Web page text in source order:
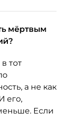
мёртвым
тот
а не как
его,
Если